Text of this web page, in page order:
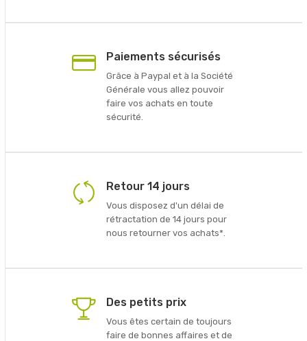
Paiements sécurisés
Grâce à Paypal et à la Société
Générale vous allez pouvoir
faire vos achats en toute
sécurité.
Retour 14 jours
Vous disposez d'un délai de
rétractation de 14 jours pour
nous retourner vos achats*.
Des petits prix
Vous êtes certain de toujours
faire de bonnes affaires et de